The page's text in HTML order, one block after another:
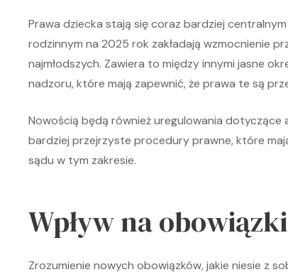
Prawa dziecka stają się coraz bardziej
rodzinnym na 2025 rok zakładają wzmocnienie
najmłodszych. Zawiera to między innymi jasne
nadzoru, które mają zapewnić, że prawa te są
Nowością będą również uregulowania dotyczące
bardziej przejrzyste procedury prawne, które
sądu w tym zakresie.
Wpływ na
Zrozumienie nowych obowiązków, jakie niesie z